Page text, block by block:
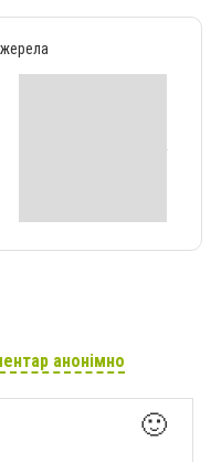
анонімно
🙂